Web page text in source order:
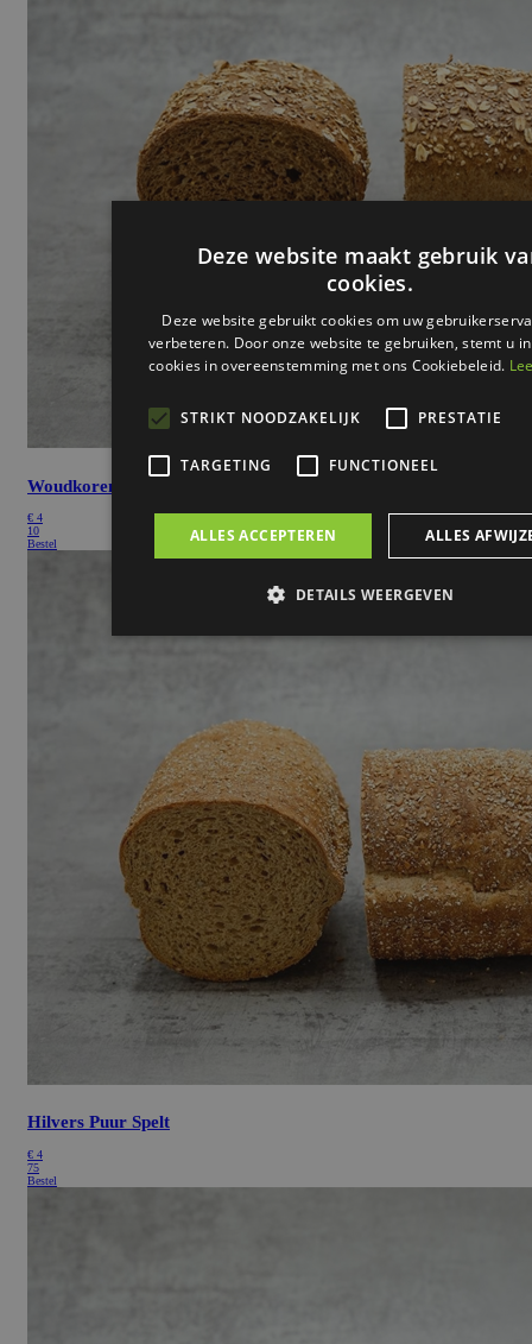
Woudkoren
€ 4
10
Bestel
Hilvers Puur Spelt
€ 4
75
Bestel